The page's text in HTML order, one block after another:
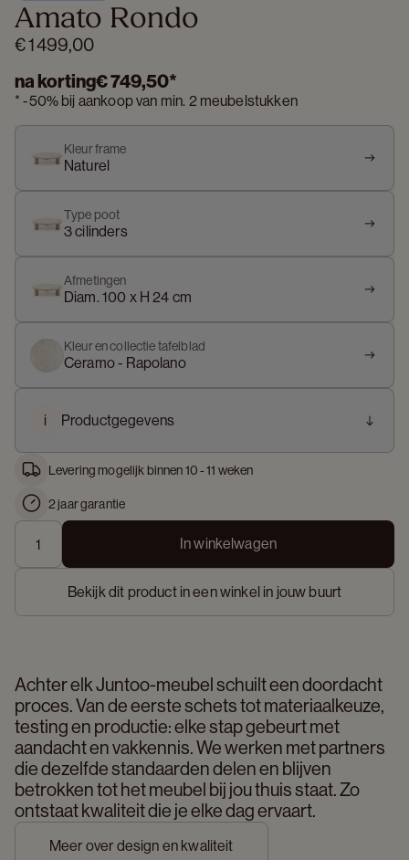
Amato Rondo
€ 1 499,00
na korting€ 749,50*
*-50% bij aankoop van min. 2 meubelstukken
Kleur frame
Naturel
Type poot
3 cilinders
Afmetingen
Diam. 100 x H 24 cm
Kleur en collectie tafelblad
Ceramo - Rapolano
i Productgegevens
Levering mogelijk binnen 10 - 11 weken
2 jaar garantie
In winkelwagen
Bekijk dit product in een winkel in jouw buurt
Achter elk Juntoo-meubel schuilt een doordacht
proces. Van de eerste schets tot materiaalkeuze,
testing en productie: elke stap gebeurt met
aandacht en vakkennis. We werken met partners
die dezelfde standaarden delen en blijven
betrokken tot het meubel bij jou thuis staat. Zo
ontstaat kwaliteit die je elke dag ervaart.
Meer over design en kwaliteit